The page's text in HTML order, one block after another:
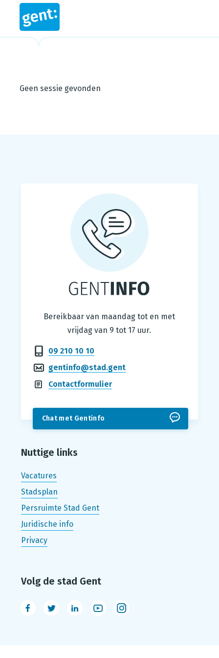
Steps in this wizard
Geen sessie gevonden
Gentinfo
Bereikbaar van maandag tot en met
vrijdag van 9 tot 17 uur.
09 210 10 10
gentinfo@stad.gent
Contactformulier
Chat met Gentinfo
Nuttige links
Vacatures
Stadsplan
Persruimte Stad Gent
Juridische info
Privacy
Volg de stad Gent
YoutubeInstagram